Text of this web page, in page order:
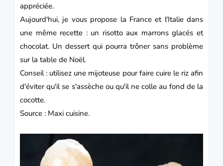
appréciée.
Aujourd'hui, je vous propose la Franceet l'Italiedans
une même recette : un risotto aux marrons glacés et
chocolat. Un dessert qui pourra trôner sans problème
sur la table de Noël.
Conseil : utilisez une mijoteuse pour faire cuire le riz afin
d'éviter qu'il se s'assèche ou qu'il ne colle au fond de la
cocotte.
Source : Maxi cuisine.